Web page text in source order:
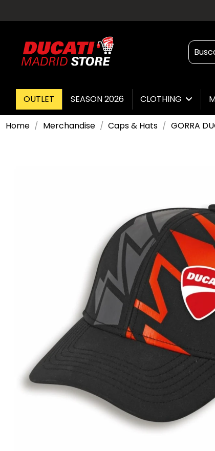
OUTLET SEASON 2026 CLOTHING
Home Merchandise Caps & Hats GORRA